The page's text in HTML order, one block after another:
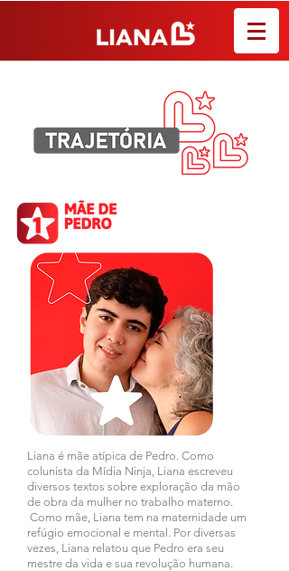
Liana é mãe atípica de Pedro. Como
colunista da Mídia Ninja, Liana escreveu
diversos textos sobre exploração da mão
de obra da mulher no trabalho materno.
Como mãe, Liana tem na maternidade um
refúgio emocional e mental. Por diversas
vezes, Liana relatou que Pedro era seu
mestre da vida e sua revolução humana.